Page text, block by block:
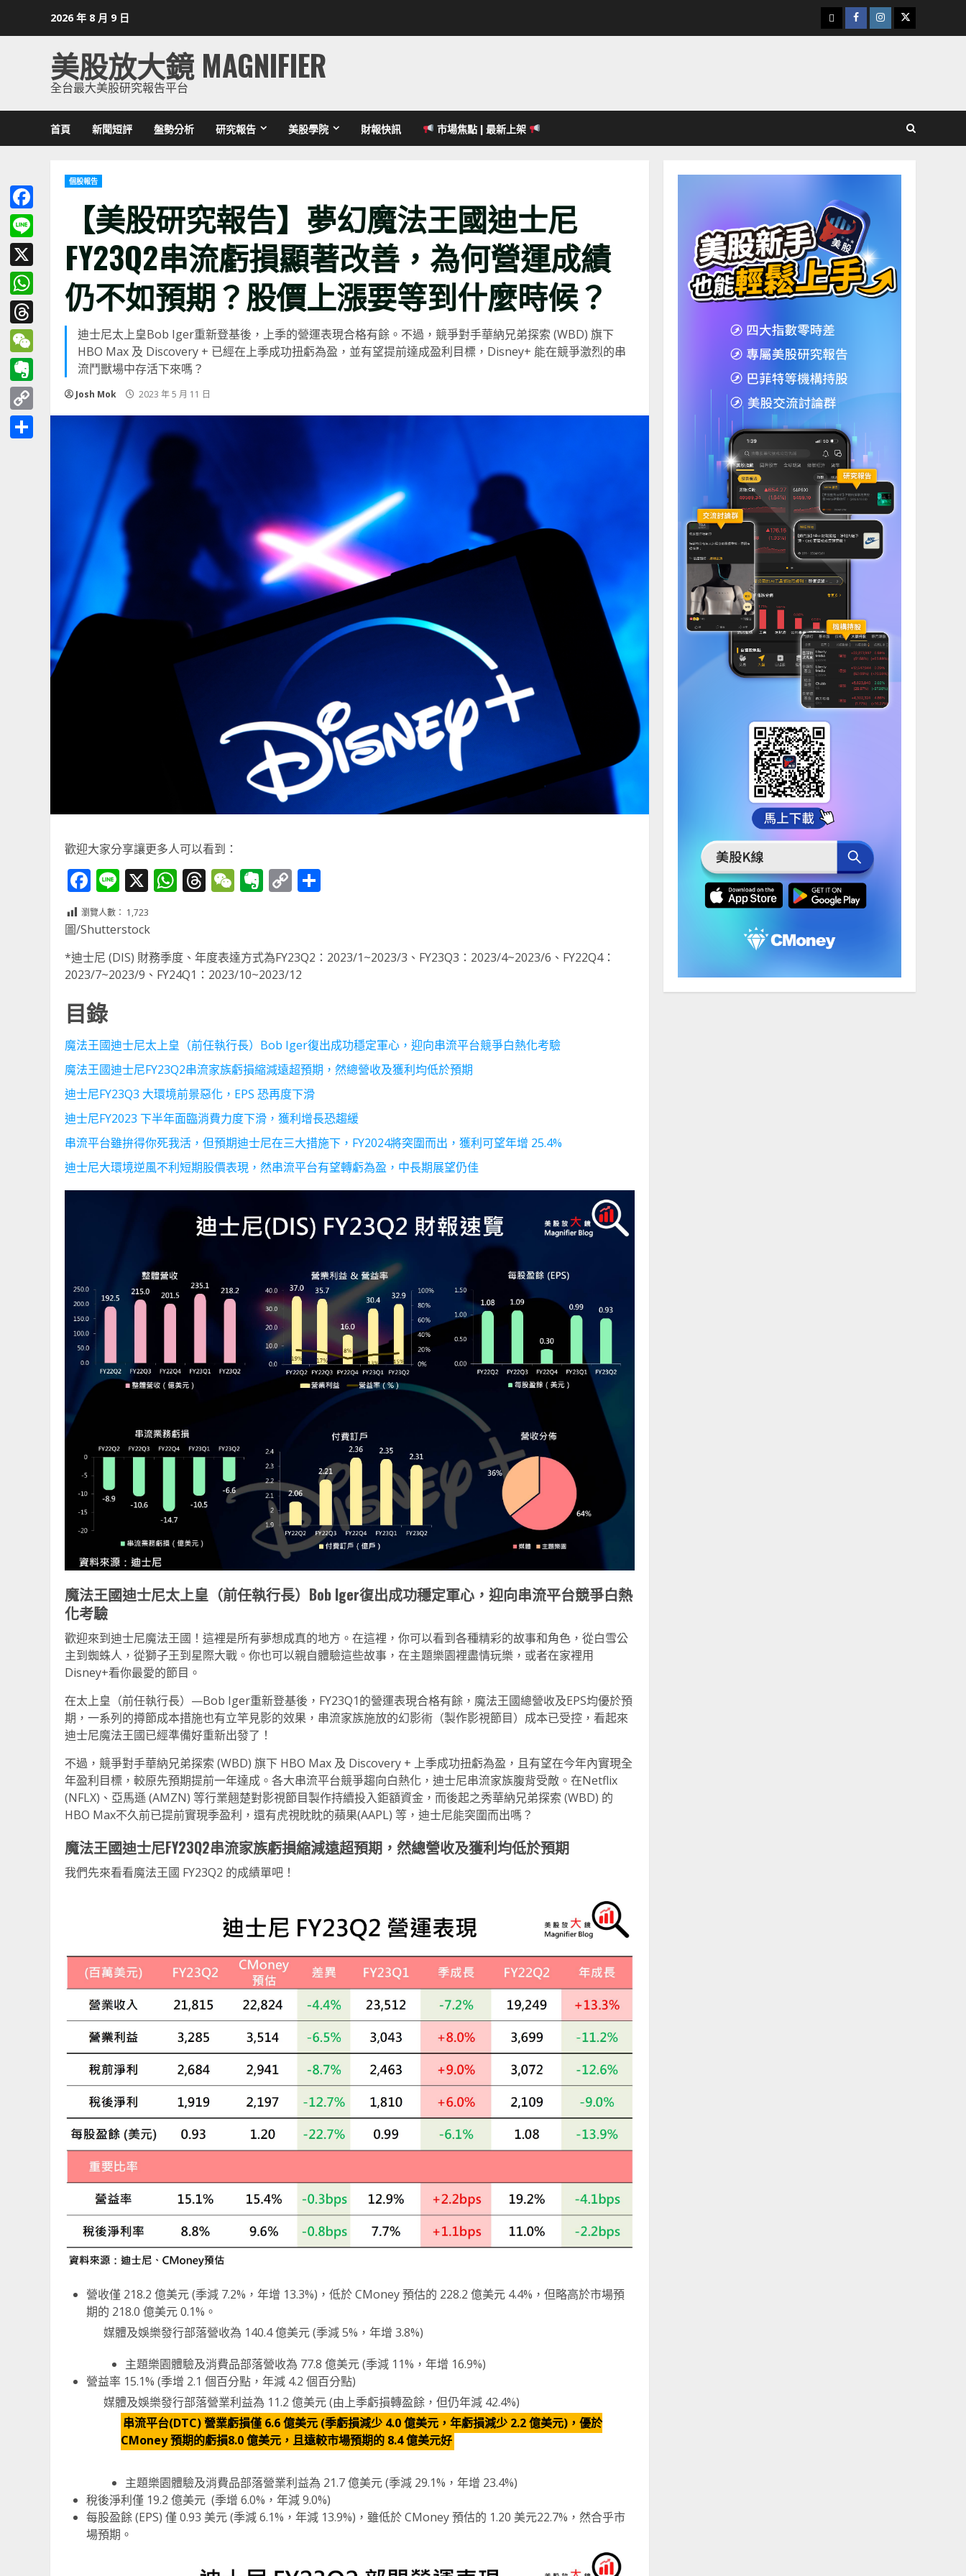
2026 年 8 月 9 日
下
載
Facebook
Instagram
Twitter
美股放大鏡 MAGNIFIER
全台最大美股研究報告平台
首頁 新聞短評 盤勢分析 研究報告 美股學院 財報快訊 市場焦點 | 最新上架
個股報告
【美股研究報告】夢幻魔法王國迪士尼
FY23Q2串流虧損顯著改善，為何營運成績
仍不如預期？股價上漲要等到什麼時候？
迪士尼太上皇Bob Iger重新登基後，上季的營運表現合格有餘。不過，競爭對手華納兄弟探索 (WBD) 旗下
HBO Max 及 Discovery + 已經在上季成功扭虧為盈，並有望提前達成盈利目標，Disney+ 能在競爭激烈的串
流鬥獸場中存活下來嗎？
Josh Mok 2023 年 5 月 11 日
歡迎大家分享讓更多人可以看到：
Facebook
Line
X WhatsApp
Threads
WeChat
Evernote
Copy
瀏覽人數： 1,723
圖/Shutterstock
*迪士尼 (DIS) 財務季度、年度表達方式為FY23Q2：2023/1~2023/3、FY23Q3：2023/4~2023/6、FY22Q4：
2023/7~2023/9、FY24Q1：2023/10~2023/12
目錄
魔法王國迪士尼太上皇（前任執行長）Bob Iger復出成功穩定軍心，迎向串流平台競爭白熱化考驗
魔法王國迪士尼FY23Q2串流家族虧損縮減遠超預期，然總營收及獲利均低於預期
迪士尼FY23Q3 大環境前景惡化，EPS 恐再度下滑
迪士尼FY2023 下半年面臨消費力度下滑，獲利增長恐趨緩
串流平台雖拚得你死我活，但預期迪士尼在三大措施下，FY2024將突圍而出，獲利可望年增 25.4%
迪士尼大環境逆風不利短期股價表現，然串流平台有望轉虧為盈，中長期展望仍佳
魔法王國迪士尼太上皇（前任執行長） Bob Iger復出成功穩定軍心，迎向串流平台競爭白熱
化考驗
歡迎來到迪士尼魔法王國！這裡是所有夢想成真的地方。在這裡，你可以看到各種精彩的故事和角色，從白雪公
主到蜘蛛人，從獅子王到星際大戰。你也可以親自體驗這些故事，在主題樂園裡盡情玩樂，或者在家裡用
Disney+看你最愛的節目。
在太上皇（前任執行長）—Bob Iger重新登基後，FY23Q1的營運表現合格有餘，魔法王國總營收及EPS均優於預
期，一系列的撙節成本措施也有立竿見影的效果，串流家族施放的幻影術（製作影視節目）成本已受控，看起來
迪士尼魔法王國已經準備好重新出發了！
不過，競爭對手華納兄弟探索 (WBD) 旗下 HBO Max 及 Discovery + 上季成功扭虧為盈，且有望在今年內實現全
年盈利目標，較原先預期提前一年達成。各大串流平台競爭趨向白熱化，迪士尼串流家族腹背受敵。在Netflix
(NFLX)、亞馬遜 (AMZN) 等行業翹楚對影視節目製作持續投入鉅額資金，而後起之秀華納兄弟探索 (WBD) 的
HBO Max不久前已提前實現季盈利，還有虎視眈眈的蘋果(AAPL) 等，迪士尼能突圍而出嗎？
魔法王國迪士尼FY23Q2串流家族虧損縮減遠超預期，然總營收及獲利均低於預期
我們先來看看魔法王國 FY23Q2 的成績單吧！
營收僅 218.2 億美元 (季減 7.2%，年增 13.3%)，低於 CMoney 預估的 228.2 億美元 4.4%，但略高於市場預
期的 218.0 億美元 0.1%。
媒體及娛樂發行部落營收為 140.4 億美元 (季減 5%，年增 3.8%)
主題樂園體驗及消費品部落營收為 77.8 億美元 (季減 11%，年增 16.9%)
營益率 15.1% (季增 2.1 個百分點，年減 4.2 個百分點)
媒體及娛樂發行部落營業利益為 11.2 億美元 (由上季虧損轉盈餘，但仍年減 42.4%)
串流平台(DTC) 營業虧損僅 6.6 億美元 (季虧損減少 4.0 億美元，年虧損減少 2.2 億美元)，優於
CMoney 預期的虧損8.0 億美元，且遠較市場預期的 8.4 億美元好
主題樂園體驗及消費品部落營業利益為 21.7 億美元 (季減 29.1%，年增 23.4%)
稅後淨利僅 19.2 億美元 (季增 6.0%，年減 9.0%)
每股盈餘 (EPS) 僅 0.93 美元 (季減 6.1%，年減 13.9%)，雖低於 CMoney 預估的 1.20 美元22.7%，然合乎市
場預期。
Facebook
Line
X
WhatsApp
Threads
WeChat
Evernote
Copy